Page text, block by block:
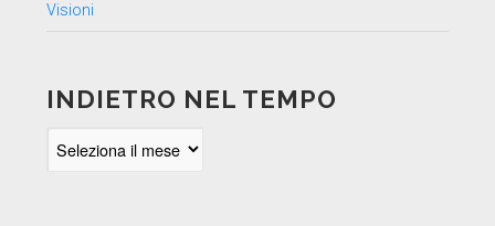
Visioni
INDIETRO NEL TEMPO